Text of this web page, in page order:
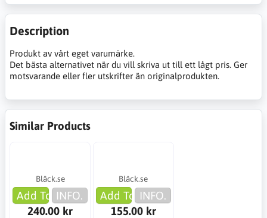
Description
Produkt av vårt eget varumärke.
Det bästa alternativet när du vill skriva ut till ett lågt pris. Ger
motsvarande eller fler utskrifter än originalprodukten.
Similar Products
Bläck.se
Add To Cart
INFO.
240.00 kr
Bläck.se
Add To Cart
INFO.
155.00 kr